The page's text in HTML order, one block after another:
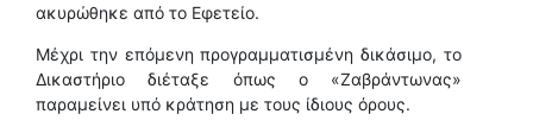
ακυρώθηκε από το Εφετείο.
Μέχρι την επόμενη προγραμματισμένη δικάσιμο, το
Δικαστήριο διέταξε όπως ο «Ζαβράντωνας»
παραμείνει υπό κράτηση με τους ίδιους όρους.